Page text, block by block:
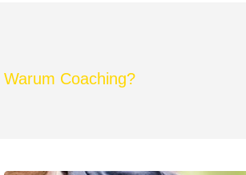
Warum Coaching?